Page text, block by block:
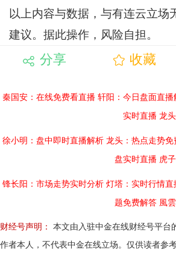
以上内容与数据，与有连云立场
建议。据此操作，风险自担。
分享 收藏
秦国安：在线免费看直播 轩阳：今日盘面直播
实时直播 龙
徐小明：盘中即时直播解析 龙头：热点走势免
盘实时直播 虎
锋长阳：市场走势实时分析 灯塔：实时行情直
题免费解答 風
财经号声明：
本文由入驻中金在线财经号平台
作者本人，不代表中金在线立场。仅供读者参